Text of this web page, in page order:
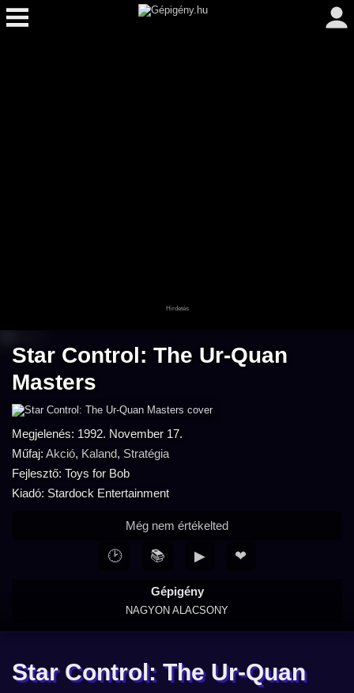
Star Control: The Ur-Quan
Masters
Megjelenés: 1992. November 17.
Műfaj: Akció, Kaland, Stratégia
Fejlesztő: Toys for Bob
Kiadó: Stardock Entertainment
Gépigény
NAGYON ALACSONY
Még nem értékelted
🕑 📚 ▶ ❤
Star Control: The Ur-Quan